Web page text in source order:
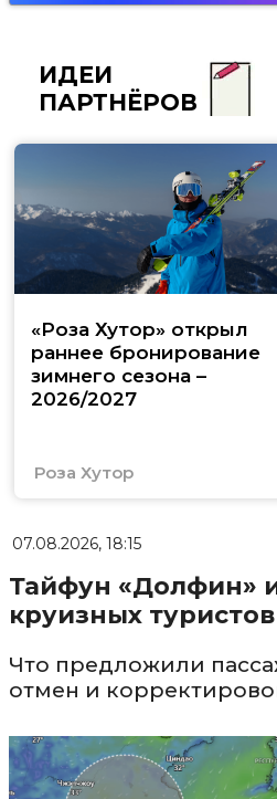
ИДЕИ
ПАРТНЁРОВ
«Роза Хутор» открыл
раннее бронирование
зимнего сезона –
2026/2027
Роза Хутор
07.08.2026, 18:15
Тайфун «Долфин»
круизных
Что предложили
отмен и